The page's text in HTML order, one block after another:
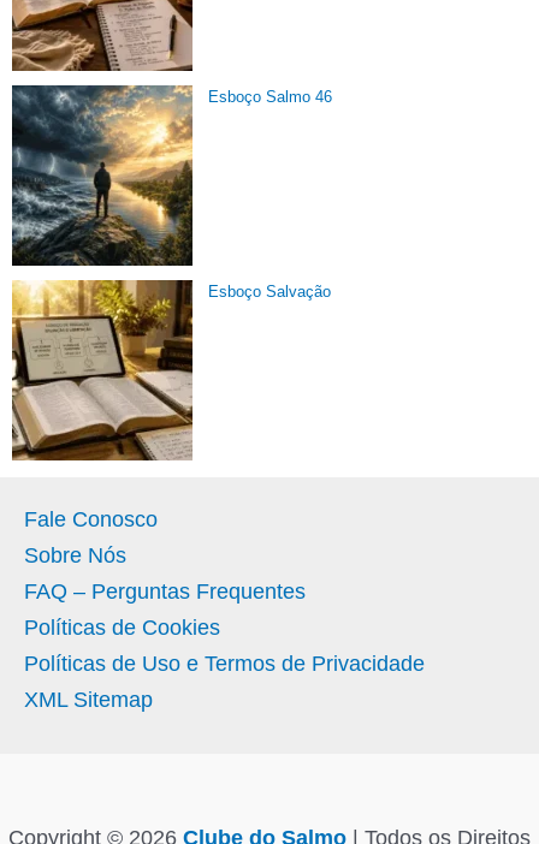
Esboço Salmo 46
Esboço Salvação
Fale Conosco
Sobre Nós
FAQ – Perguntas Frequentes
Políticas de Cookies
Políticas de Uso e Termos de Privacidade
XML Sitemap
Copyright © 2026 Clube do Salmo | Todos os Direitos